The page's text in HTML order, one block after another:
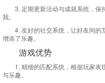
3. 定期更新活动与成就系统，保
我。
4. 友好的社交系统，让好友间的
增添了乐趣。
游戏优势
1. 精细的匹配系统，根据玩家表
与乐趣。